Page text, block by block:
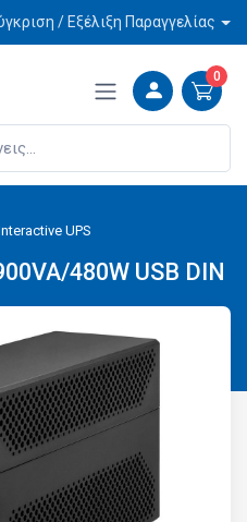
/ Εξέλιξη Παραγγελίας
0
UPS
480W USB DIN